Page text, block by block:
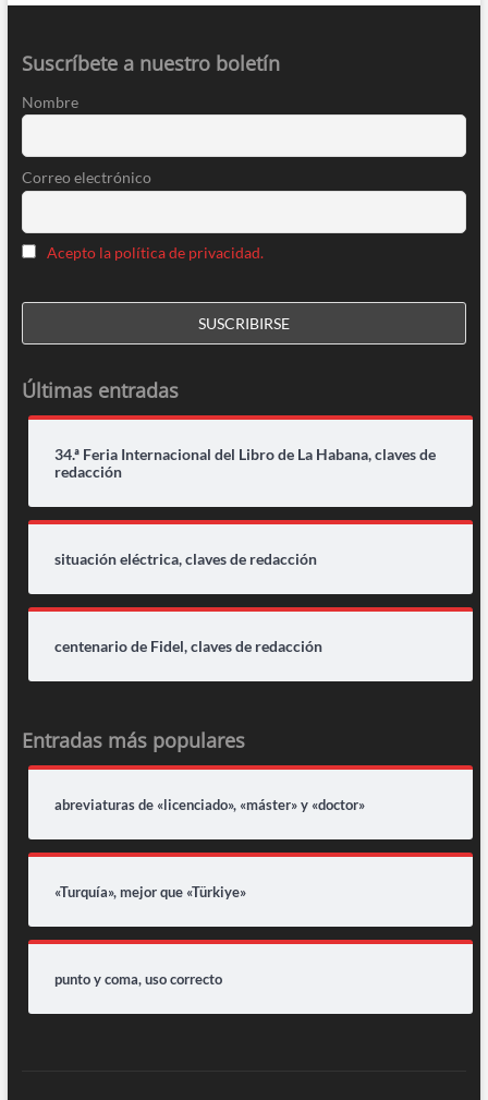
Suscríbete a nuestro boletín
Nombre
Correo electrónico
Acepto la política de privacidad.
Últimas entradas
34.ª Feria Internacional del Libro de La Habana, claves de
redacción
situación eléctrica, claves de redacción
centenario de Fidel, claves de redacción
Entradas más populares
abreviaturas de «licenciado», «máster» y «doctor»
«Turquía», mejor que «Türkiye»
punto y coma, uso correcto